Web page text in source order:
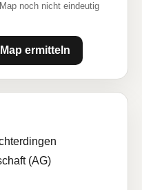
noch nicht eindeutig
ermitteln
(AG)